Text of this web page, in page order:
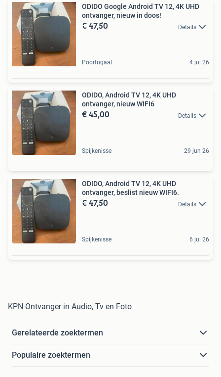
ODIDO Google Android TV 12, 4K UHD
ontvanger, nieuw in doos!
€ 47,50 Details
Poortugaal 4 jul 26
ODIDO, Android TV 12, 4K UHD
ontvanger, nieuw WIFI6
€ 45,00 Details
Spijkenisse 29 jun 26
ODIDO, Android TV 12, 4K UHD
ontvanger, beslist nieuw WIFI6.
€ 47,50 Details
Spijkenisse 6 jul 26
KPN Ontvanger in Audio, Tv en Foto
Gerelateerde zoektermen
Populaire zoektermen